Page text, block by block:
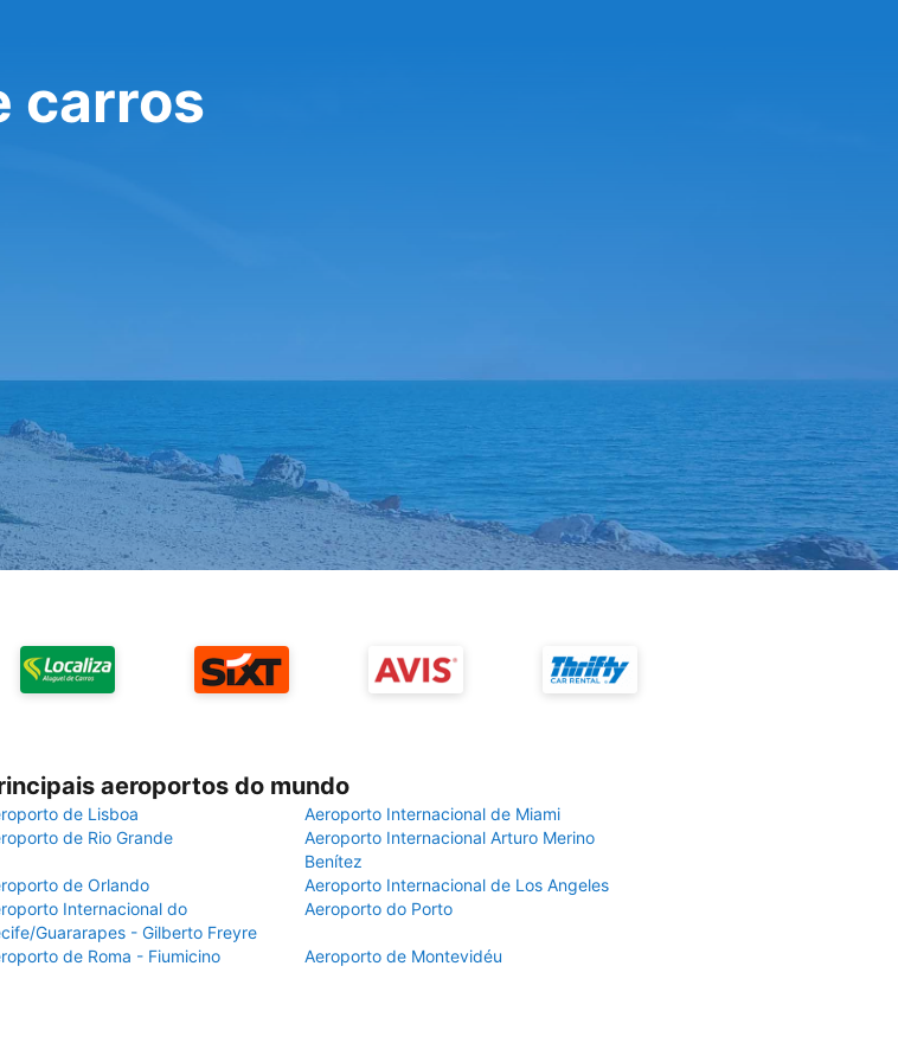
carros
aeroportos do mundo
de Lisboa
Aeroporto Internacional de Miami
de Rio Grande
Aeroporto Internacional Arturo Merino
Benítez
de Orlando
Aeroporto Internacional de Los Angeles
Internacional do
Guararapes - Gilberto Freyre
Aeroporto do Porto
de Roma - Fiumicino Aeroporto de Montevidéu